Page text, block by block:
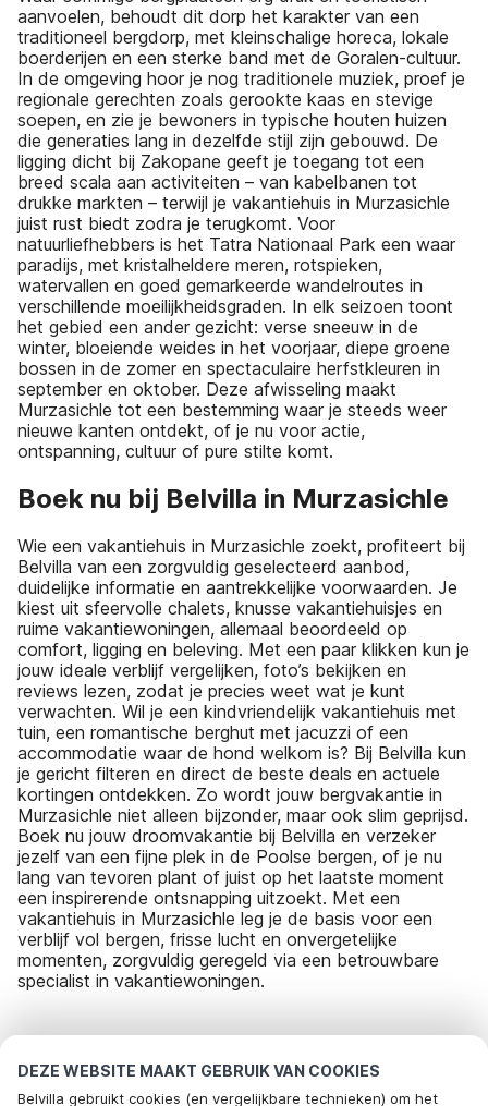
DEZE WEBSITE MAAKT GEBRUIK VAN COOKIES
Belvilla gebruikt cookies (en vergelijkbare technieken) om het
aanvoelen, behoudt dit dorp het karakter van een
traditioneel bergdorp, met kleinschalige horeca, lokale
boerderijen en een sterke band met de Goralen-cultuur.
In de omgeving hoor je nog traditionele muziek, proef je
regionale gerechten zoals gerookte kaas en stevige
soepen, en zie je bewoners in typische houten huizen
die generaties lang in dezelfde stijl zijn gebouwd. De
ligging dicht bij Zakopane geeft je toegang tot een
breed scala aan activiteiten – van kabelbanen tot
drukke markten – terwijl je vakantiehuis in Murzasichle
juist rust biedt zodra je terugkomt. Voor
natuurliefhebbers is het Tatra Nationaal Park een waar
paradijs, met kristalheldere meren, rotspieken,
watervallen en goed gemarkeerde wandelroutes in
verschillende moeilijkheidsgraden. In elk seizoen toont
het gebied een ander gezicht: verse sneeuw in de
winter, bloeiende weides in het voorjaar, diepe groene
bossen in de zomer en spectaculaire herfstkleuren in
september en oktober. Deze afwisseling maakt
Murzasichle tot een bestemming waar je steeds weer
nieuwe kanten ontdekt, of je nu voor actie,
ontspanning, cultuur of pure stilte komt.
Boek nu bij Belvilla in Murzasichle
Wie een vakantiehuis in Murzasichle zoekt, profiteert bij
Belvilla van een zorgvuldig geselecteerd aanbod,
duidelijke informatie en aantrekkelijke voorwaarden. Je
kiest uit sfeervolle chalets, knusse vakantiehuisjes en
ruime vakantiewoningen, allemaal beoordeeld op
comfort, ligging en beleving. Met een paar klikken kun je
jouw ideale verblijf vergelijken, foto’s bekijken en
reviews lezen, zodat je precies weet wat je kunt
verwachten. Wil je een kindvriendelijk vakantiehuis met
tuin, een romantische berghut met jacuzzi of een
accommodatie waar de hond welkom is? Bij Belvilla kun
je gericht filteren en direct de beste deals en actuele
kortingen ontdekken. Zo wordt jouw bergvakantie in
Murzasichle niet alleen bijzonder, maar ook slim geprijsd.
Boek nu jouw droomvakantie bij Belvilla en verzeker
jezelf van een fijne plek in de Poolse bergen, of je nu
lang van tevoren plant of juist op het laatste moment
een inspirerende ontsnapping uitzoekt. Met een
vakantiehuis in Murzasichle leg je de basis voor een
verblijf vol bergen, frisse lucht en onvergetelijke
momenten, zorgvuldig geregeld via een betrouwbare
specialist in vakantiewoningen.
Meest populaire bestemmingen voor
vakantie